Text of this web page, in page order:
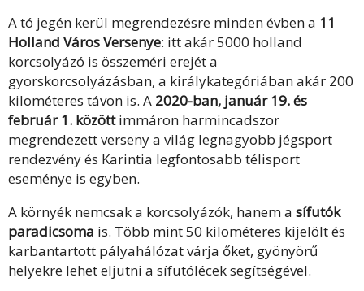
A tó jegén kerül megrendezésre minden évben a 11
Holland Város Versenye: itt akár 5000 holland
korcsolyázó is összeméri erejét a
gyorskorcsolyázásban, a királykategóriában akár 200
kilométeres távon is. A 2020-ban, január 19. és
február 1. közöttimmáron harmincadszor
megrendezett verseny a világ legnagyobb jégsport
rendezvény és Karintia legfontosabb télisport
eseménye is egyben.
A környék nemcsak a korcsolyázók, hanem a sífutók
paradicsoma is. Több mint 50 kilométeres kijelölt és
karbantartott pályahálózat várja őket, gyönyörű
helyekre lehet eljutni a sífutólécek segítségével.